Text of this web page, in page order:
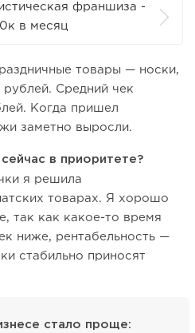
франшиза -
в месяц
товары — носки,
Средний чек
Когда пришел
заметно выросли.
в приоритете?
я решила
товарах. Я хорошо
так как какое-то время
ниже, рентабельность —
стабильно приносят
стало проще: